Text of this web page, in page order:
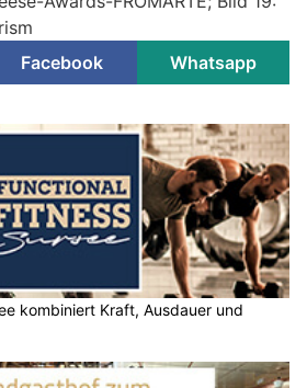
Facebook Whatsapp
kombiniert Kraft, Ausdauer und